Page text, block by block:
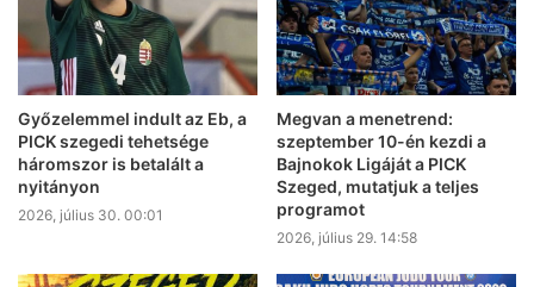
Győzelemmel indult az Eb, a
PICK szegedi tehetsége
háromszor is betalált a
nyitányon
2026, július 30. 00:01
Megvan a menetrend:
szeptember 10-én kezdi a
Bajnokok Ligáját a PICK
Szeged, mutatjuk a teljes
programot
2026, július 29. 14:58